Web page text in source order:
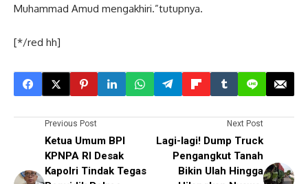
Muhammad Amud mengakhiri.”tutupnya.
[*/red hh]
Previous Post
Ketua Umum BPI
KPNPA RI Desak
Kapolri Tindak Tegas
Next Post
Lagi-lagi! Dump Truck
Pengangkut Tanah
Bikin Ulah Hingga